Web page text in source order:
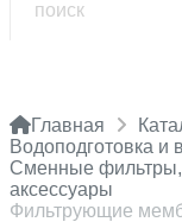
Главная
Водоподготовка и
Сменные фильтры,
аксессуары
Фильтрующие